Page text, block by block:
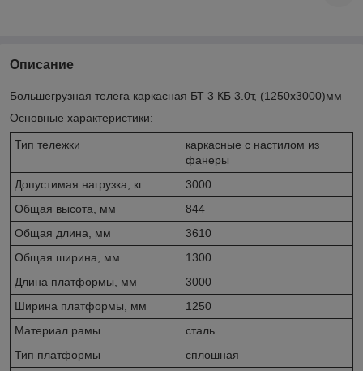
Описание
Большегрузная телега каркасная БТ 3 КБ 3.0т, (1250х3000)мм
Основные характеристики:
Тип тележки
каркасные с настилом из
фанеры
Допустимая нагрузка, кг
3000
Общая высота, мм
844
Общая длина, мм
3610
Общая ширина, мм
1300
Длина платформы, мм
3000
Ширина платформы, мм
1250
Материал рамы
сталь
Тип платформы
сплошная